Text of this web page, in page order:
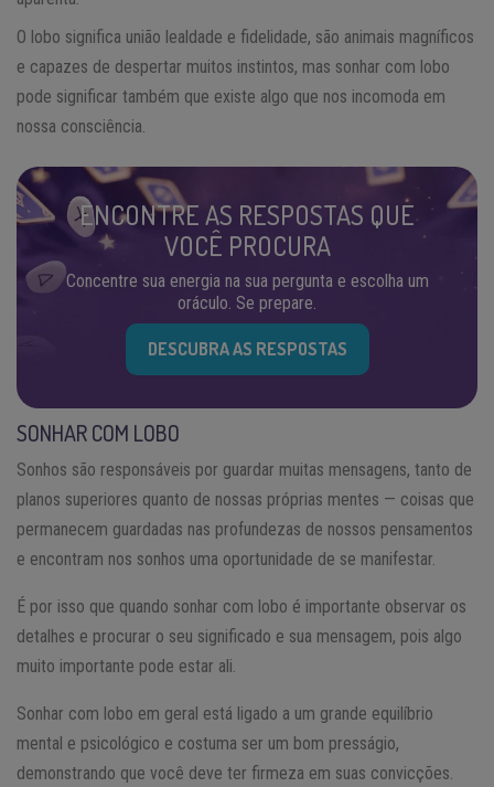
O lobo significa união lealdade e fidelidade, são animais magníficos
e capazes de despertar muitos instintos, mas sonhar com lobo
pode significar também que existe algo que nos incomoda em
nossa consciência.
ENCONTRE AS RESPOSTAS QUE
VOCÊ PROCURA
Concentre sua energia na sua pergunta e escolha um
oráculo. Se prepare.
DESCUBRA AS RESPOSTAS
SONHAR COM LOBO
Sonhos são responsáveis por guardar muitas mensagens, tanto de
planos superiores quanto de nossas próprias mentes — coisas que
permanecem guardadas nas profundezas de nossos pensamentos
e encontram nos sonhos uma oportunidade de se manifestar.
É por isso que quando sonhar com lobo é importante observar os
detalhes e procurar o seu significado e sua mensagem, pois algo
muito importante pode estar ali.
Sonhar com lobo em geral está ligado a um grande equilíbrio
mental e psicológico e costuma ser um bom presságio,
demonstrando que você deve ter firmeza em suas convicções.